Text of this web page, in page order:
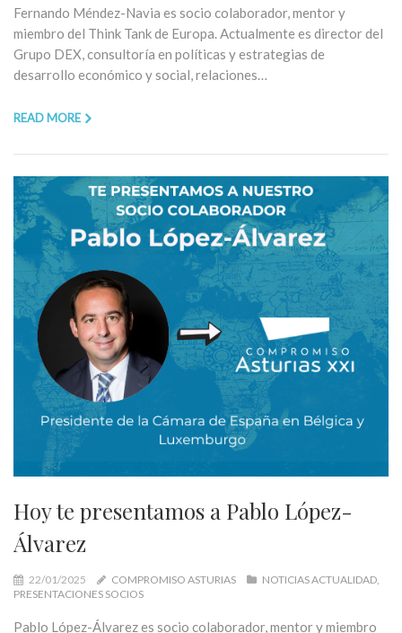
Fernando Méndez-Navia es socio colaborador, mentor y
miembro del Think Tank de Europa. Actualmente es director del
Grupo DEX, consultoría en políticas y estrategias de
desarrollo económico y social, relaciones…
READ MORE
Hoy te presentamos a Pablo López-
Álvarez
22/01/2025 COMPROMISO ASTURIAS
NOTICIAS ACTUALIDAD
PRESENTACIONES SOCIOS
Pablo López-Álvarez es socio colaborador, mentor y miembro